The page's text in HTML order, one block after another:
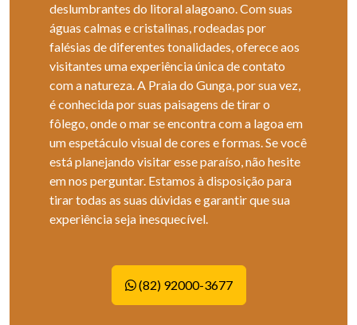
deslumbrantes do litoral alagoano. Com suas
águas calmas e cristalinas, rodeadas por
falésias de diferentes tonalidades, oferece aos
visitantes uma experiência única de contato
com a natureza. A Praia do Gunga, por sua vez,
é conhecida por suas paisagens de tirar o
fôlego, onde o mar se encontra com a lagoa em
um espetáculo visual de cores e formas. Se você
está planejando visitar esse paraíso, não hesite
em nos perguntar. Estamos à disposição para
tirar todas as suas dúvidas e garantir que sua
experiência seja inesquecível.
(82) 92000-3677